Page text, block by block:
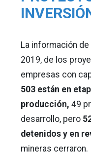
La información de
2019, de los
empresas con
503 están en
producción, 49
desarrollo, pero
detenidos y en
mineras cerraron.